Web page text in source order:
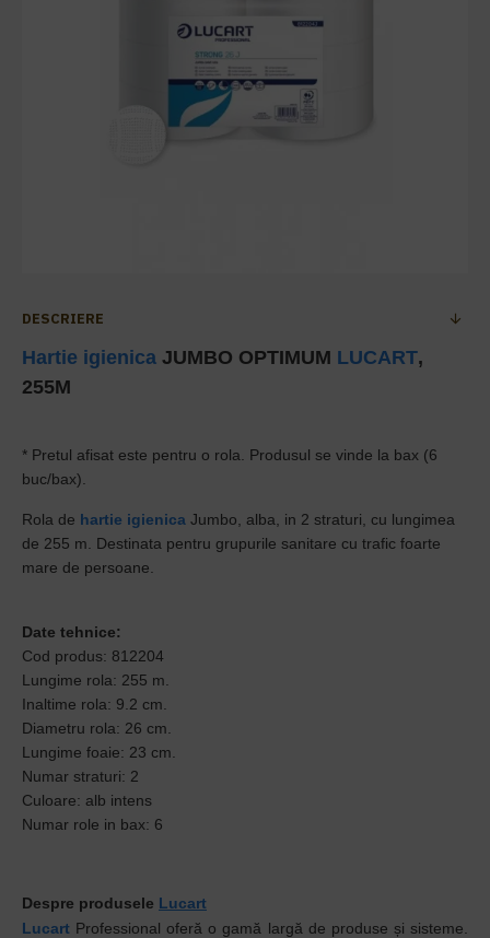
DESCRIERE
Hartie igienica JUMBO OPTIMUM LUCART,
255M
* Pretul afisat este pentru o rola. Produsul se vinde la bax (6
buc/bax).
Rola de hartie igienica Jumbo, alba, in 2 straturi, cu lungimea
de 255 m. Destinata pentru grupurile sanitare cu trafic foarte
mare de persoane.
Date tehnice:
Cod produs: 812204
Lungime rola: 255 m.
Inaltime rola: 9.2 cm.
Diametru rola: 26 cm.
Lungime foaie: 23 cm.
Numar straturi: 2
Culoare: alb intens
Numar role in bax: 6
Despre produsele Lucart
Lucart Professional oferă o gamă largă de produse și sisteme.